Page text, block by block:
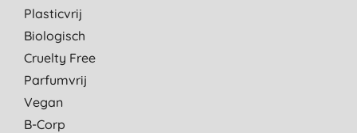
Plasticvrij
Biologisch
Cruelty Free
Parfumvrij
Vegan
B-Corp